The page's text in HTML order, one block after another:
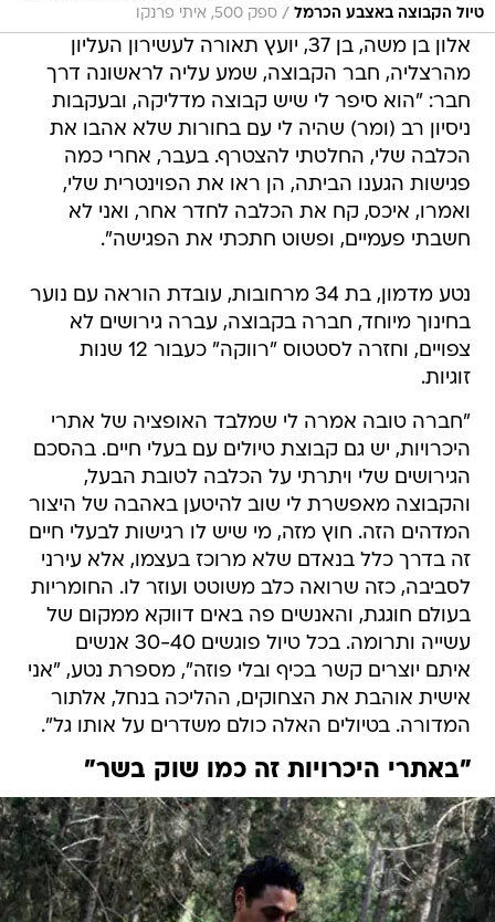
טיול הקבוצה באצבע הכרמל / ספק 500, איתי פרנקו
אלון בן משה, בן 37, יועץ תאורה לעשירון העליון
מהרצליה, חבר הקבוצה, שמע עליה לראשונה דרך
חבר: "הוא סיפר לי שיש קבוצה מדליקה, ובעקבות
ניסיון רב (ומר) שהיה לי עם בחורות שלא אהבו את
הכלבה שלי, החלטתי להצטרף. בעבר, אחרי כמה
פגישות הגענו הביתה, הן ראו את הפוינטרית שלי,
ואמרו, איכס, קח את הכלבה לחדר אחר, ואני לא
חשבתי פעמיים, ופשוט חתכתי את הפגישה".
נטע מדמון, בת 34 מרחובות, עובדת הוראה עם נוער
בחינוך מיוחד, חברה בקבוצה, עברה גירושים לא
צפויים, וחזרה לסטטוס "רווקה" כעבור 12 שנות
זוגיות.
"חברה טובה אמרה לי שמלבד האופציה של אתרי
היכרויות, יש גם קבוצת טיולים עם בעלי חיים. בהסכם
הגירושים שלי ויתרתי על הכלבה לטובת הבעל,
והקבוצה מאפשרת לי שוב להיטען באהבה של היצור
המדהים הזה. חוץ מזה, מי שיש לו רגישות לבעלי חיים
זה בדרך כלל בנאדם שלא מרוכז בעצמו, אלא עירני
לסביבה, כזה שרואה כלב משוטט ועוזר לו. החומריות
בעולם חוגגת, והאנשים פה באים דווקא ממקום של
עשייה ותרומה. בכל טיול פוגשים 30-40 אנשים
איתם יוצרים קשר בכיף ובלי פוזה", מספרת נטע, "אני
אישית אוהבת את הצחוקים, ההליכה בנחל, אלתור
המדורה. בטיולים האלה כולם משדרים על אותו גל".
"באתרי היכרויות זה כמו שוק בשר"